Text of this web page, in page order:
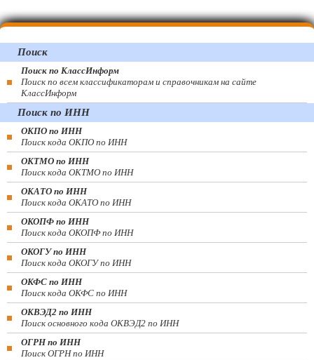
Поиск
Поиск по КлассИнформ
Поиск по всем классификаторам и справочникам на сайте
КлассИнформ
Поиск по ИНН
ОКПО по ИНН
Поиск кода ОКПО по ИНН
ОКТМО по ИНН
Поиск кода ОКТМО по ИНН
ОКАТО по ИНН
Поиск кода ОКАТО по ИНН
ОКОПФ по ИНН
Поиск кода ОКОПФ по ИНН
ОКОГУ по ИНН
Поиск кода ОКОГУ по ИНН
ОКФС по ИНН
Поиск кода ОКФС по ИНН
ОКВЭД2 по ИНН
Поиск основного кода ОКВЭД2 по ИНН
ОГРН по ИНН
Поиск ОГРН по ИНН